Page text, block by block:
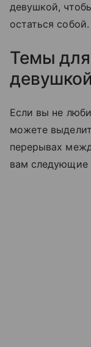
девушкой,
остаться собой.
Темы для
Если вы не
можете
перерывах
вам следующие